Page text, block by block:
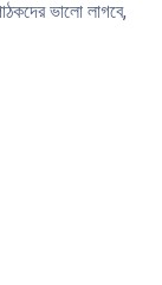
ভালাে লাগবে,